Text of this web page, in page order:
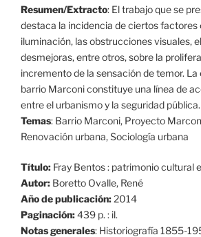
Resumen/Extracto: El trabajo que se
destaca la incidencia de ciertos factores
iluminación, las obstrucciones visuales,
desmejoras, entre otros, sobre la
incremento de la sensación de temor.
barrio Marconi constituye una línea de
entre el urbanismo y la seguridad pública.
Temas: Barrio Marconi, Proyecto
Renovación urbana, Sociología urbana
Título: Fray Bentos : patrimonio cultural
Autor: Boretto Ovalle, René
Año de publicación:2014
Paginación:439 p. : il.
Notas generales: Historiografía 1855-